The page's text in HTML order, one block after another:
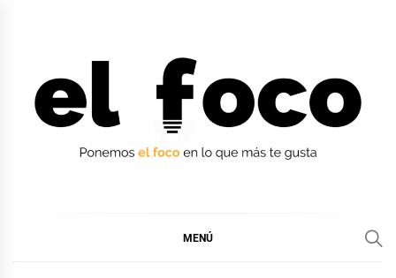
MENÚ